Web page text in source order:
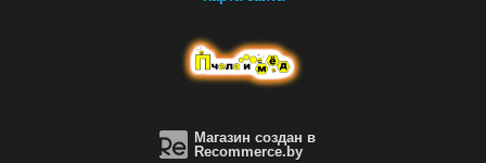
Магазин создан в
Recommerce.by